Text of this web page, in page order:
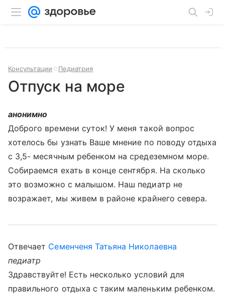
Консультации Педиатрия
Отпуск на море
анонимно
Доброго времени суток! У меня такой вопрос
хотелось бы узнать Ваше мнение по поводу отдыха
с 3,5- месячным ребенком на средеземном море.
Собираемся ехать в конце сентября. На сколько
это возможно с малышом. Наш педиатр не
возражает, мы живем в районе крайнего севера.
Отвечает Семенченя Татьяна Николаевна
педиатр
Здравствуйте! Есть несколько условий для
правильного отдыха с таким маленьким ребенком.